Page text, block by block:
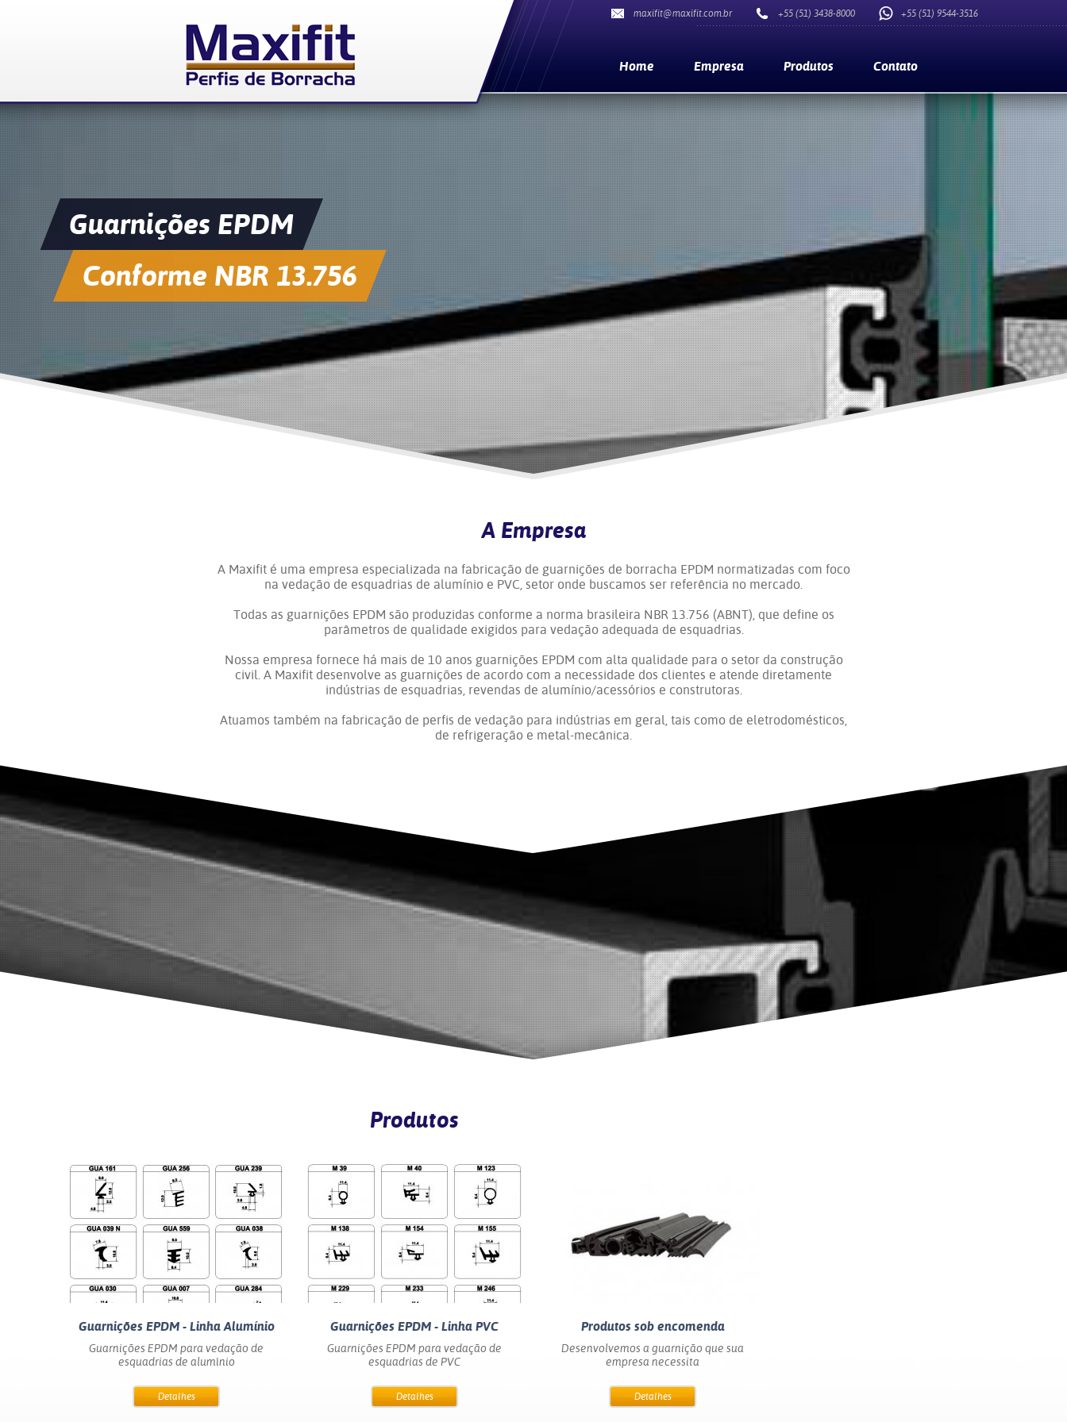
Guarnições EPDM
Conforme NBR 13.756
+55 (51) 9544-3516
+55 (51) 3438-8000
maxifit@maxifit.com.br
Home Empresa Produtos Contato
A Empresa
A Maxifit é uma empresa especializada na fabricação de guarnições de borracha EPDM normatizadas com foco
na vedação de esquadrias de alumínio e PVC, setor onde buscamos ser referência no mercado.
Todas as guarnições EPDM são produzidas conforme a norma brasileira NBR 13.756 (ABNT), que define os
parâmetros de qualidade exigidos para vedação adequada de esquadrias.
Nossa empresa fornece há mais de 10 anos guarnições EPDM com alta qualidade para o setor da construção
civil. A Maxifit desenvolve as guarnições de acordo com a necessidade dos clientes e atende diretamente
indústrias de esquadrias, revendas de alumínio/acessórios e construtoras.
Atuamos também na fabricação de perfis de vedação para indústrias em geral, tais como de eletrodomésticos,
de refrigeração e metal-mecânica.
Produtos
Guarnições EPDM - Linha Alumínio
Guarnições EPDM para vedação de
esquadrias de alumínio
Detalhes
Guarnições EPDM - Linha PVC
Guarnições EPDM para vedação de
esquadrias de PVC
Detalhes
Produtos sob encomenda
Desenvolvemos a guarnição que sua
empresa necessita
Detalhes